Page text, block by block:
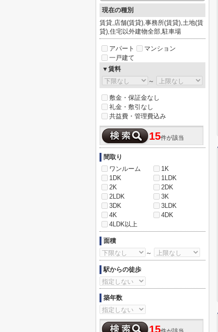
現在の種別
賃貸,店舗(賃貸),事務所(賃貸),土地(賃
貸),住宅以外建物全部,駐車場
アパート
マンション
一戸建て
▼賃料
～
敷金・保証金なし
礼金・敷引なし
共益費・管理費込み
15件が該当
間取り
ワンルーム
1K
1DK
1LDK
2K
2DK
2LDK
3K
3DK
3LDK
4K
4DK
4LDK以上
面積
～
駅からの徒歩
築年数
15